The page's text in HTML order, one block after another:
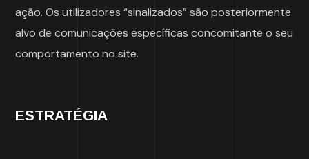
ação. Os utilizadores “sinalizados” são posteriormente
alvo de comunicações específicas concomitante o seu
comportamento no site.
ESTRATÉGIA